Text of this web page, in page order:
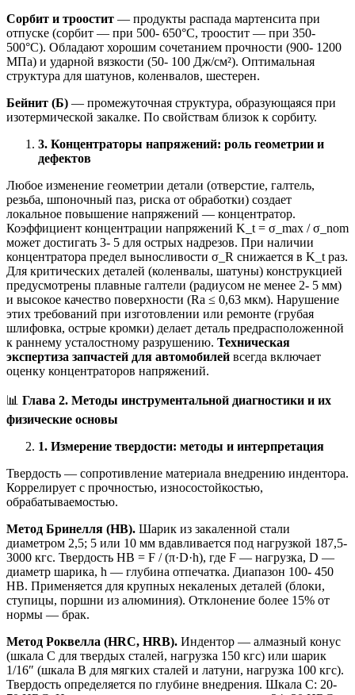
Сорбит и троостит — продукты распада мартенсита при
отпуске (сорбит — при 500- 650°C, троостит — при 350-
500°C). Обладают хорошим сочетанием прочности (900- 1200
МПа) и ударной вязкости (50- 100 Дж/см²). Оптимальная
структура для шатунов, коленвалов, шестерен.
Бейнит (Б) — промежуточная структура, образующаяся при
изотермической закалке. По свойствам близок к сорбиту.
3. Концентраторы напряжений: роль геометрии и
дефектов
Любое изменение геометрии детали (отверстие, галтель,
резьба, шпоночный паз, риска от обработки) создает
локальное повышение напряжений — концентратор.
Коэффициент концентрации напряжений K_t = σ_max / σ_nom
может достигать 3- 5 для острых надрезов. При наличии
концентратора предел выносливости σ_R снижается в K_t раз.
Для критических деталей (коленвалы, шатуны) конструкцией
предусмотрены плавные галтели (радиусом не менее 2- 5 мм)
и высокое качество поверхности (Ra ≤ 0,63 мкм). Нарушение
этих требований при изготовлении или ремонте (грубая
шлифовка, острые кромки) делает деталь предрасположенной
к раннему усталостному разрушению. Техническая
экспертиза запчастей для автомобилей всегда включает
оценку концентраторов напряжений.
📊 Глава 2. Методы инструментальной диагностики и их
физические основы
1. Измерение твердости: методы и интерпретация
Твердость — сопротивление материала внедрению индентора.
Коррелирует с прочностью, износостойкостью,
обрабатываемостью.
Метод Бринелля (HB). Шарик из закаленной стали
диаметром 2,5; 5 или 10 мм вдавливается под нагрузкой 187,5-
3000 кгс. Твердость HB = F / (π·D·h), где F — нагрузка, D —
диаметр шарика, h — глубина отпечатка. Диапазон 100- 450
HB. Применяется для крупных некаленых деталей (блоки,
ступицы, поршни из алюминия). Отклонение более 15% от
нормы — брак.
Метод Роквелла (HRC, HRB). Индентор — алмазный конус
(шкала C для твердых сталей, нагрузка 150 кгс) или шарик
1/16″ (шкала B для мягких сталей и латуни, нагрузка 100 кгс).
Твердость определяется по глубине внедрения. Шкала C: 20-